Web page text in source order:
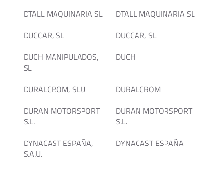
DTALL MAQUINARIA SL
DTALL MAQUINARIA SL
DUCCAR, SL
DUCCAR, SL
DUCH MANIPULADOS,
SL
DUCH
DURALCROM, SLU
DURALCROM
DURAN MOTORSPORT
S.L.
DURAN MOTORSPORT
S.L.
DYNACAST ESPAÑA,
S.A.U.
DYNACAST ESPAÑA